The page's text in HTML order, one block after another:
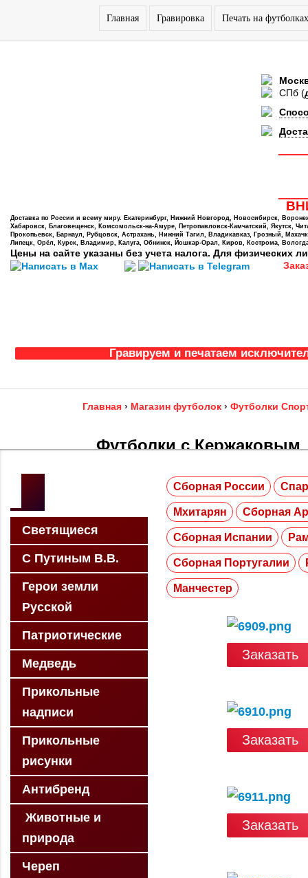
Главная Гравировка Печать на футболках
СПб (
Доставка по России и всему миру. Екатеринбург, Нижний Новгород, Новосибирск,
Хабаровск, Благовещенск, Комсомольск-на-Амуре, Петропавловск-Камчатский, Якутск,
Прокопьевск, Барнаул, Рубцовск, Астрахань, Нижний Тагил, Владикавказ, Грозный,
Липецк, Орёл, Курск, Владимир, Калуга, Обнинск, Йошкар-Орал, Киров, Кострома,
Цены на сайте указаны без учета налога. Для физических
Гравируем и печатаем
Главная › Магазин футболок › Футболки
Футболки с Кержаковым
Компания “Мистер Бант” предлагает купить
Светящиеся
С Путиным В.В.
Герои земли
Русской
Патриотические
Медведь
Прикольные
надписи
Прикольные
рисунки
Антибренд
Животные и
природа
Череп
Сборная России
Мхитарян Сборная
Сборная Испании
Сборная Португалии
Манчестер
Заказать
Заказать
Заказать